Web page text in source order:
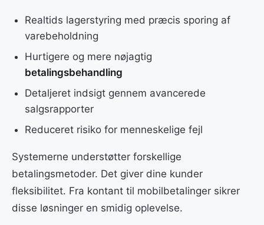
Realtids lagerstyring med præcis sporing af
varebeholdning
Hurtigere og mere nøjagtig
betalingsbehandling
Detaljeret indsigt gennem avancerede
salgsrapporter
Reduceret risiko for menneskelige fejl
Systemerne understøtter forskellige
betalingsmetoder. Det giver dine kunder
fleksibilitet. Fra kontant til mobilbetalinger sikrer
disse løsninger en smidig oplevelse.